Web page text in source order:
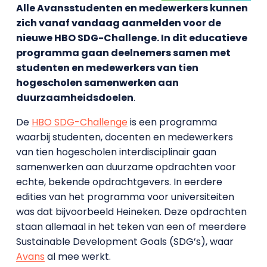
Alle Avansstudenten en medewerkers kunnen
zich vanaf vandaag aanmelden voor de
nieuwe HBO SDG-Challenge. In dit educatieve
programma gaan deelnemers samen met
studenten en medewerkers van tien
hogescholen samenwerken aan
duurzaamheidsdoelen.
De HBO SDG-Challengeis een programma
waarbij studenten, docenten en medewerkers
van tien hogescholen interdisciplinair gaan
samenwerken aan duurzame opdrachten voor
echte, bekende opdrachtgevers. In eerdere
edities van het programma voor universiteiten
was dat bijvoorbeeld Heineken. Deze opdrachten
staan allemaal in het teken van een of meerdere
Sustainable Development Goals (SDG’s), waar
Avans al mee werkt.